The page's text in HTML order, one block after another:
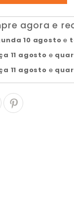
agora e
10 agosto e
11 agosto e
11 agosto e